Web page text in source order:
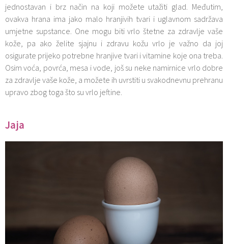
jednostavan i brz način na koji možete utažiti glad. Međutim,
ovakva hrana ima jako malo hranjivih tvari i uglavnom sadržava
umjetne supstance. One mogu biti vrlo štetne za zdravlje vaše
kože, pa ako želite sjajnu i zdravu kožu vrlo je važno da joj
osigurate prijeko potrebne hranjive tvari i vitamine koje ona treba.
Osim voća, povrća, mesa i vode, još su neke namirnice vrlo dobre
za zdravlje vaše kože, a možete ih uvrstiti u svakodnevnu prehranu
upravo zbog toga što su vrlo jeftine.
Jaja